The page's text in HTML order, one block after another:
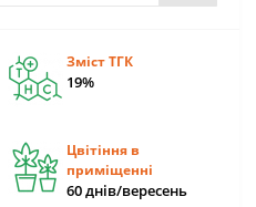
Зміст ТГК
19%
Цвітіння в
приміщенні
60 днів/вересень